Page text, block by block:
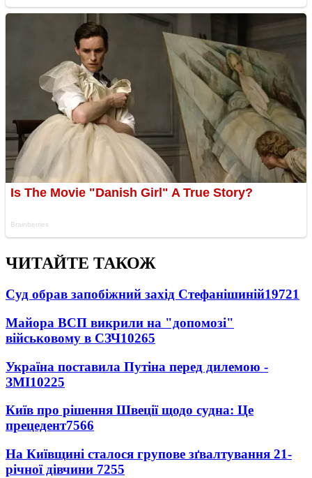
ЧИТАЙТЕ ТАКОЖ
Суд обрав запобіжний захід Стефанішиній19721
Майора ВСП викрили на "допомозі"
військовому в СЗЧ10265
Україна поставила Путіна перед дилемою -
ЗМІ10225
Київ про рішення Швеції щодо судна: Це
прецедент7566
На Київщині сталося групове зґвалтування 21-
річної дівчини 7255